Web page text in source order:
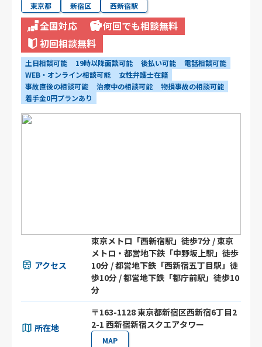
東京都 新宿区 西新宿駅
全国対応
何回でも相談無料
初回相談無料
土日相談可能 19時以降面談可能 後払い可能
電話相談可能
WEB・オンライン相談可能
女性弁護士在籍
事故直後の相談可能
治療中の相談可能
物損事故の相談可能
着手金0円プランあり
アクセス
東京メトロ「西新宿駅」徒歩7分 / 東京
メトロ・都営地下鉄「中野坂上駅」徒歩
10分 / 都営地下鉄「西新宿五丁目駅」徒
歩10分 / 都営地下鉄「都庁前駅」徒歩10
分
所在地
〒163-1128 東京都新宿区西新宿6丁目2
2-1 西新宿新宿スクエアタワー
MAP